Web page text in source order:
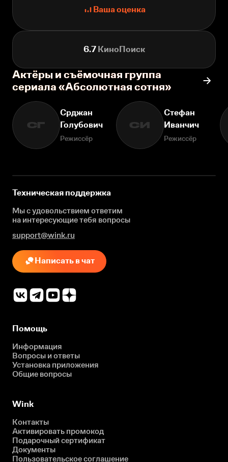
Ваша оценка
6.7КиноПоиск
Актёры и съёмочная группа
сериала «Абсолютная сотня»
СГ
Срджан
Голубович
Режиссёр
СИ
Стефан
Иванчич
Режиссёр
Техническая поддержка
Мы с удовольствием ответим
на интересующиетебя вопросы
support@wink.ru
Написать в чат
Помощь
Информация
Вопросы и ответы
Установка приложения
Общие вопросы
Wink
Контакты
Активировать промокод
Подарочный сертификат
Документы
Пользовательское соглашение